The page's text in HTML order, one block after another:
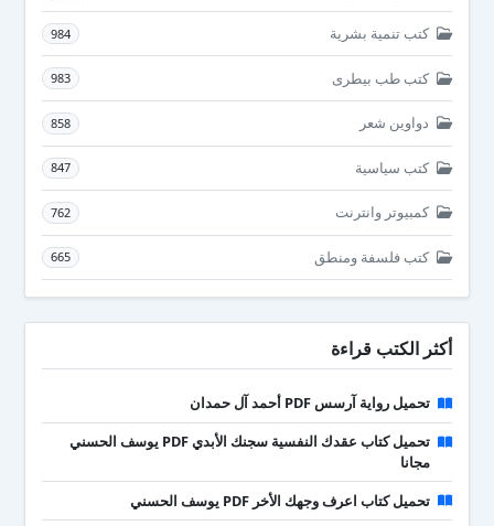
كتب تنمية بشرية 984
كتب طب بيطرى 983
دواوين شعر 858
كتب سياسية 847
كمبيوتر وانترنت 762
كتب فلسفة ومنطق 665
أكثر الكتب قراءة
تحميل رواية آرسس PDF أحمد آل حمدان
تحميل كتاب عقدك النفسية سجنك الأبدي PDF يوسف الحسني
مجانا
تحميل كتاب اعرف وجهك الأخر PDF يوسف الحسني